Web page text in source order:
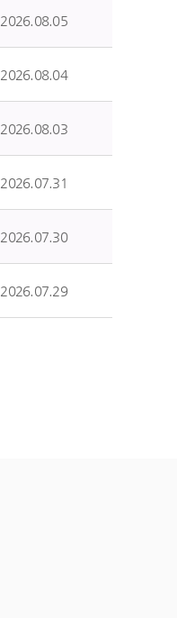
2026.08.05
2026.08.04
2026.08.03
2026.07.31
2026.07.30
2026.07.29